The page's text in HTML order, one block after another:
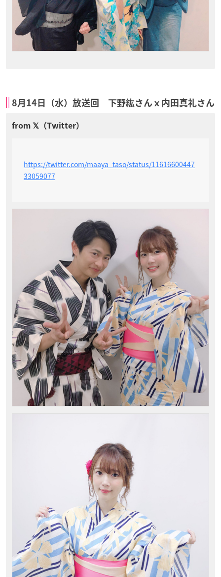
8月14日（水）放送回 下野紘さんｘ内田真礼さん
https://twitter.com/maaya_taso/status/11616600447
33059077